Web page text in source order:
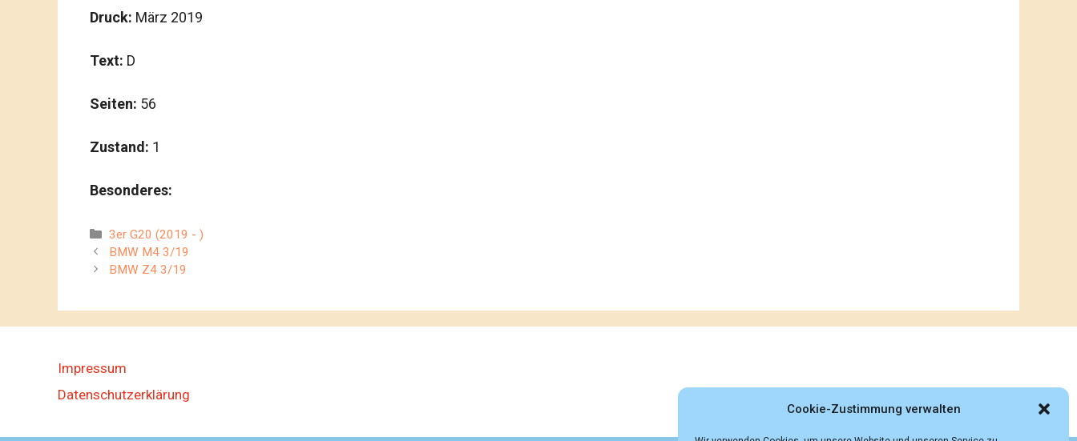
Cookie-Zustimmung verwalten
Druck: März 2019
Text: D
Seiten: 56
Zustand: 1
Besonderes:
Kategorien
3er G20 (2019 - )
BMW M4 3/19
BMW Z4 3/19
Impressum
Datenschutzerklärung